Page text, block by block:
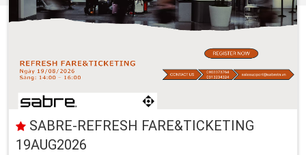
SABRE-REFRESH FARE&TICKETING
19AUG2026